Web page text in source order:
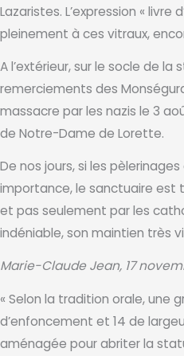
Lazaristes. L’expression « livre
pleinement à ces vitraux,
A l’extérieur, sur le socle de
remerciements des
massacre par les nazis le 3
de Notre-Dame de Lorette.
De nos jours, si les
importance, le sanctuaire est
et pas seulement par les
indéniable, son maintien très
Marie-Claude Jean, 17
« Selon la tradition orale, une
d’enfoncement et 14 de
aménagée pour abriter la